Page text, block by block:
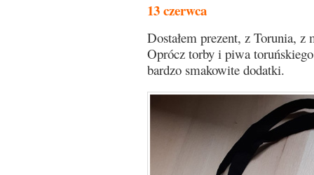
13 czerwca
Dostałem prezent, z Torunia,
Oprócz torby i piwa
bardzo smakowite dodatki.